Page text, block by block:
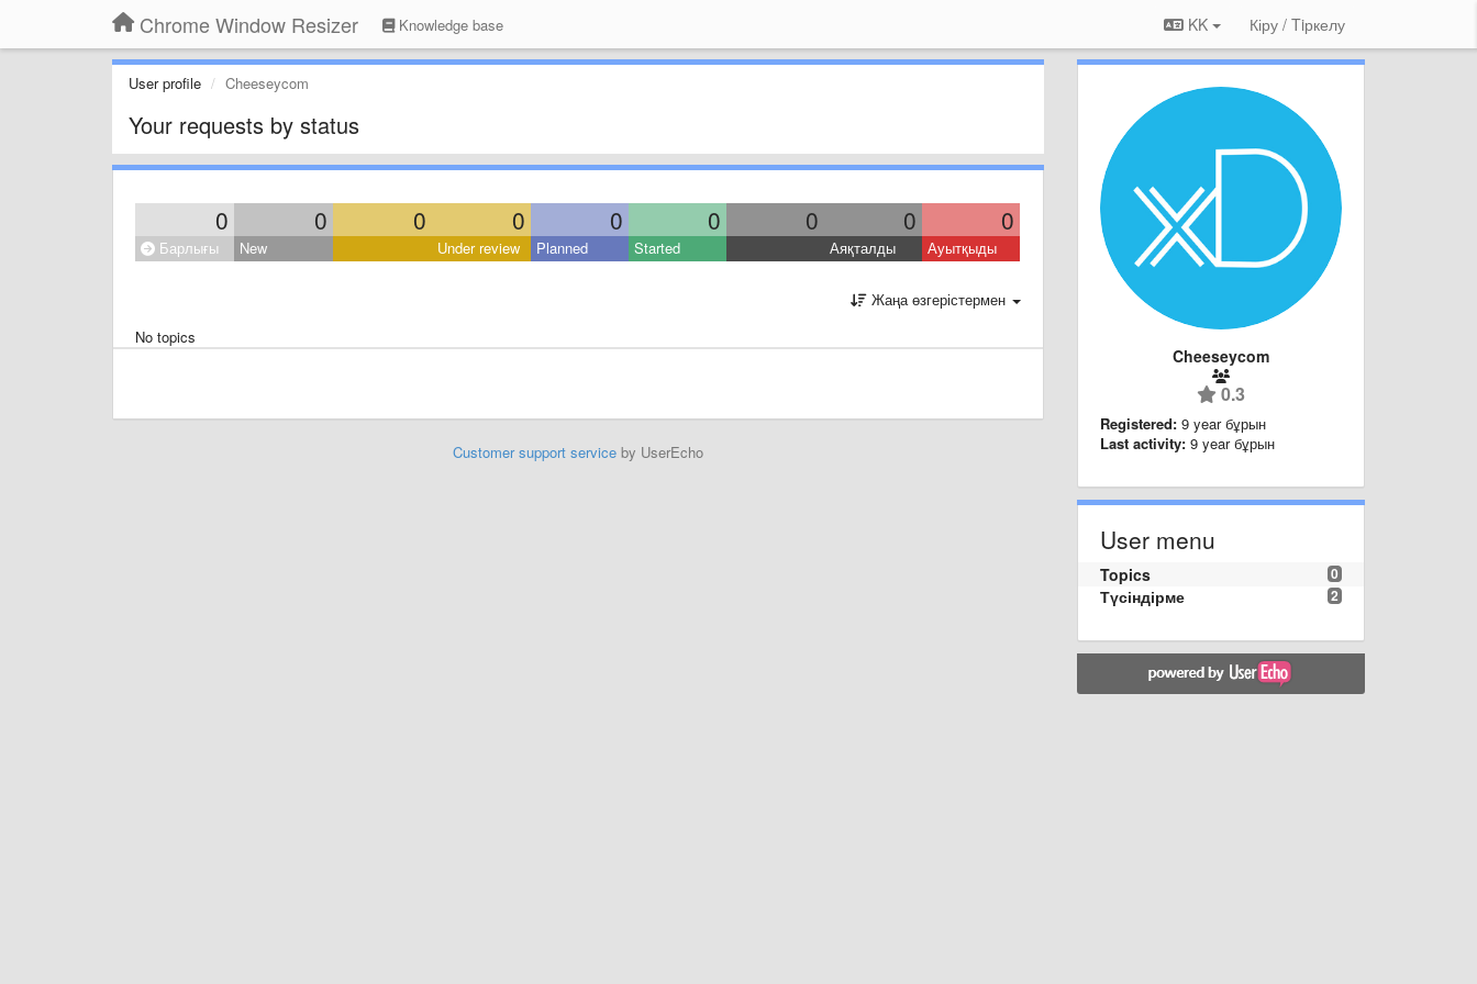
Chrome Window Resizer Knowledge base KK Кіру / Tiркелу
User profile Cheeseycom
Your requests by status
0 0 0 0 0 0 0 0 0
Барлығы New Under review Planned Started Аяқталды Ауытқыды
Жаңа өзгерістермен
No topics
Customer support serviceby UserEcho
Cheeseycom
0.3
Registered: 9 year бұрын
Last activity: 9 year бұрын
User menu
0
Topics
2
Түсіндірме